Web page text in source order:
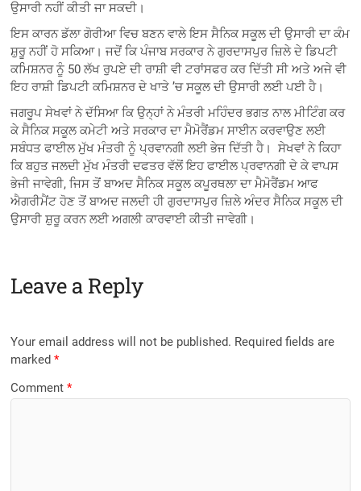
ਉਸਾਰੀ ਨਹੀਂ ਕੀਤੀ ਜਾ ਸਕਦੀ।
ਇਸ ਕਾਰਨ ਡੱਲਾ ਗੋਰੀਆ ਵਿਚ ਬਣਨ ਵਾਲੇ ਇਸ ਸੈਨਿਕ ਸਕੂਲ ਦੀ ਉਸਾਰੀ ਦਾ ਕੰਮ
ਸ਼ੁਰੂ ਨਹੀਂ ਹੋ ਸਕਿਆ। ਜਦੋਂ ਕਿ ਪੰਜਾਬ ਸਰਕਾਰ ਨੇ ਗੁਰਦਾਸਪੁਰ ਜ਼ਿਲੇ ਦੇ ਡਿਪਟੀ
ਕਮਿਸ਼ਨਰ ਨੂੰ 50 ਲੱਖ ਰੁਪਏ ਦੀ ਰਾਸ਼ੀ ਵੀ ਟਰਾਂਸਫਰ ਕਰ ਦਿੱਤੀ ਸੀ ਅਤੇ ਅਜੇ ਵੀ
ਇਹ ਰਾਸ਼ੀ ਡਿਪਟੀ ਕਮਿਸ਼ਨਰ ਦੇ ਖਾਤੇ ’ਚ ਸਕੂਲ ਦੀ ਉਸਾਰੀ ਲਈ ਪਈ ਹੈ।
ਜਗਰੂਪ ਸੇਖਵਾਂ ਨੇ ਦੱਸਿਆ ਕਿ ਉਨ੍ਹਾਂ ਨੇ ਮੰਤਰੀ ਮਹਿੰਦਰ ਭਗਤ ਨਾਲ ਮੀਟਿੰਗ ਕਰ
ਕੇ ਸੈਨਿਕ ਸਕੂਲ ਕਮੇਟੀ ਅਤੇ ਸਰਕਾਰ ਦਾ ਮੈਮੋਰੈਂਡਮ ਸਾਈਨ ਕਰਵਾਉਣ ਲਈ
ਸਬੰਧਤ ਫਾਈਲ ਮੁੱਖ ਮੰਤਰੀ ਨੂੰ ਪ੍ਰਵਾਨਗੀ ਲਈ ਭੇਜ ਦਿੱਤੀ ਹੈ। ਸੇਖਵਾਂ ਨੇ ਕਿਹਾ
ਕਿ ਬਹੁਤ ਜਲਦੀ ਮੁੱਖ ਮੰਤਰੀ ਦਫਤਰ ਵੱਲੋਂ ਇਹ ਫਾਈਲ ਪ੍ਰਵਾਨਗੀ ਦੇ ਕੇ ਵਾਪਸ
ਭੇਜੀ ਜਾਵੇਗੀ, ਜਿਸ ਤੋਂ ਬਾਅਦ ਸੈਨਿਕ ਸਕੂਲ ਕਪੂਰਥਲਾ ਦਾ ਮੈਮੋਰੈਂਡਮ ਆਫ
ਐਗਰੀਮੈਂਟ ਹੋਣ ਤੋਂ ਬਾਅਦ ਜਲਦੀ ਹੀ ਗੁਰਦਾਸਪੁਰ ਜ਼ਿਲੇ ਅੰਦਰ ਸੈਨਿਕ ਸਕੂਲ ਦੀ
ਉਸਾਰੀ ਸ਼ੁਰੂ ਕਰਨ ਲਈ ਅਗਲੀ ਕਾਰਵਾਈ ਕੀਤੀ ਜਾਵੇਗੀ।
Leave a Reply
Your email address will not be published. Required fields are
marked*
Comment*